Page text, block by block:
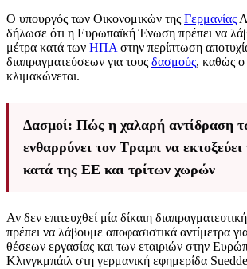
Ο υπουργός των Οικονομικών της Γερμανίας
δήλωσε ότι η Ευρωπαϊκή Ένωση πρέπει να
μέτρα κατά των ΗΠΑ στην περίπτωση
διαπραγματεύσεων για τους δασμούς, καθώς ο
κλιμακώνεται.
Δασμοί: Πώς η χαλαρή αντίδραση
ενθαρρύνει τον Τραμπ να εκτοξεύει
κατά της ΕΕ και τρίτων χωρών
Αν δεν επιτευχθεί μία δίκαιη
πρέπει να λάβουμε αποφασιστικά αντίμετρα
θέσεων εργασίας και των εταιριών στην
Κλινγκμπάιλ στη γερμανική εφημερίδα